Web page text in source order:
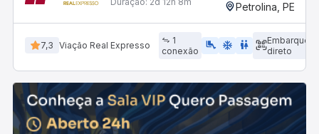
Petrolina, PE
7,3 Viação Real Expresso
1
conexão
airline_seat_legroom_extra ac_unit WC
Embarque
direto